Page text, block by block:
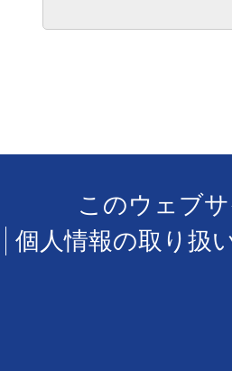
このウェブ
個人情報の取り扱